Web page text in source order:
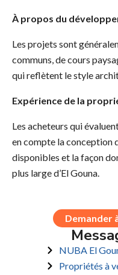
À propos du
Les projets sont
communs, de cours
qui reflètent le style
Expérience de la
Les acheteurs qui
en compte la conception
disponibles et la façon
plus large d’El Gouna.
Demander
NUBA El
Propriétés à